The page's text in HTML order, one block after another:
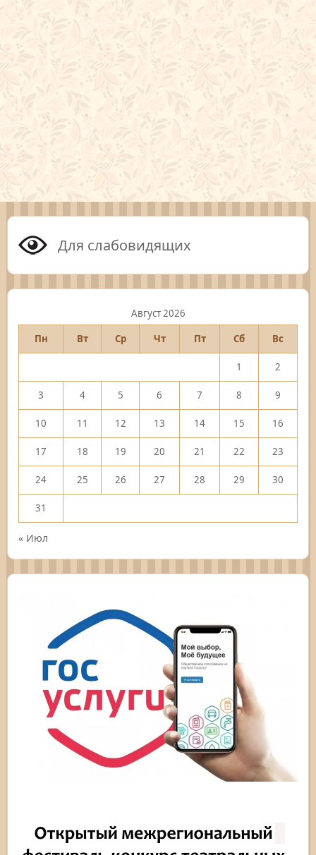
Для слабовидящих
Август 2026
Пн
Вт Ср Чт Пт Сб Вс
1 2
3 4 5 6 7 8 9
10 11 12 13 14 15 16
17 18 19 20 21 22 23
24 25 26 27 28 29 30
31
« Июл